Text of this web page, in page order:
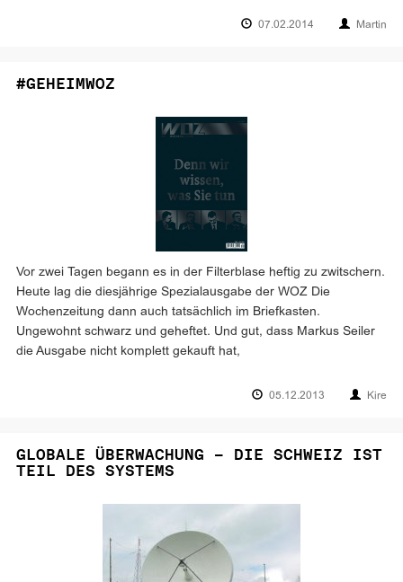
07.02.2014 Martin
#GEHEIMWOZ
Vor zwei Tagen begann es in der Filterblase heftig zu zwitschern.
Heute lag die diesjährige Spezialausgabe der WOZ Die
Wochenzeitung dann auch tatsächlich im Briefkasten.
Ungewohnt schwarz und geheftet. Und gut, dass Markus Seiler
die Ausgabe nicht komplett gekauft hat,
05.12.2013 Kire
GLOBALE ÜBERWACHUNG – DIE SCHWEIZ IST
TEIL DES SYSTEMS